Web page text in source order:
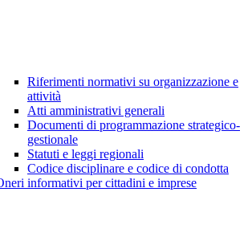
Riferimenti normativi su organizzazione e
attività
Atti amministrativi generali
Documenti di programmazione strategico-
gestionale
Statuti e leggi regionali
Codice disciplinare e codice di condotta
informativi per cittadini e imprese